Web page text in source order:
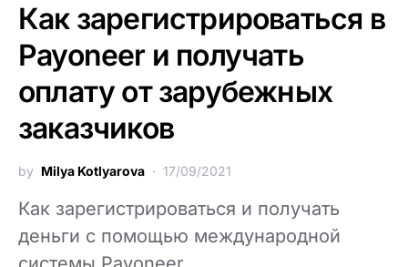
Как зарегистрироваться в
Payoneer и получать
оплату от зарубежных
заказчиков
by Milya Kotlyarova 17/09/2021
Как зарегистрироваться и получать
деньги с помощью международной